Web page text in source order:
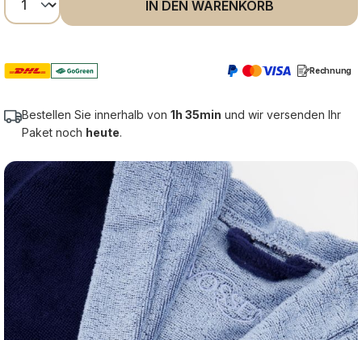
IN DEN WARENKORB
Rechnung
Bestellen Sie innerhalb von 1h 35min und wir versenden Ihr
Paket noch heute.